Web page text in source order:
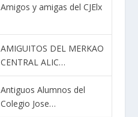
Amigos y amigas del CJElx
AMIGUITOS DEL MERKAO
CENTRAL ALIC…
Antiguos Alumnos del
Colegio Jose…